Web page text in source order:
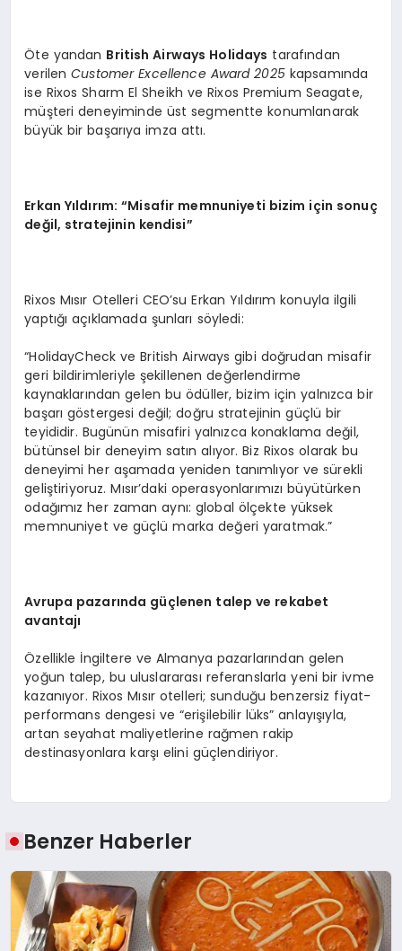
Öte yandan British Airways Holidays tarafından
verilenCustomer Excellence Award 2025kapsamında
ise Rixos Sharm El Sheikh ve Rixos Premium Seagate,
müşteri deneyiminde üst segmentte konumlanarak
büyük bir başarıya imza attı.
Erkan Yıldırım: “Misafir memnuniyeti bizim için sonuç
değil, stratejinin kendisi”
Rixos Mısır Otelleri CEO’su Erkan Yıldırım konuyla ilgili
yaptığı açıklamada şunları söyledi:
“HolidayCheck ve British Airways gibi doğrudan misafir
geri bildirimleriyle şekillenen değerlendirme
kaynaklarından gelen bu ödüller, bizim için yalnızca bir
başarı göstergesi değil; doğru stratejinin güçlü bir
teyididir. Bugünün misafiri yalnızca konaklama değil,
bütünsel bir deneyim satın alıyor. Biz Rixos olarak bu
deneyimi her aşamada yeniden tanımlıyor ve sürekli
geliştiriyoruz. Mısır’daki operasyonlarımızı büyütürken
odağımız her zaman aynı: global ölçekte yüksek
memnuniyet ve güçlü marka değeri yaratmak.”
Avrupa pazarında güçlenen talep ve rekabet
avantajı
Özellikle İngiltere ve Almanya pazarlarından gelen
yoğun talep, bu uluslararası referanslarla yeni bir ivme
kazanıyor. Rixos Mısır otelleri; sunduğu benzersiz fiyat-
performans dengesi ve “erişilebilir lüks” anlayışıyla,
artan seyahat maliyetlerine rağmen rakip
destinasyonlara karşı elini güçlendiriyor.
Benzer Haberler